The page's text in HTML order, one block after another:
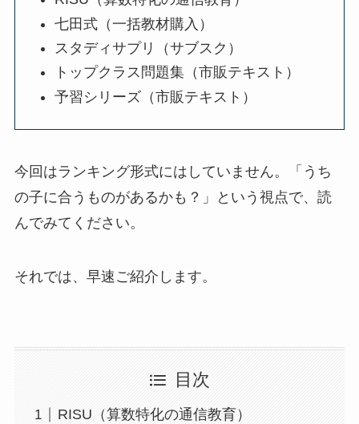
七田式（一括教材購入）
スタディサプリ（サブスク）
トップクラス問題集（市販テキスト）
予習シリーズ（市販テキスト）
今回はランキング形式にはしていません。「うち
の子に合うものがあるかも？」という視点で、読
んでみてください。
それでは、早速ご紹介します。
目次
RISU（算数特化の通信教育）